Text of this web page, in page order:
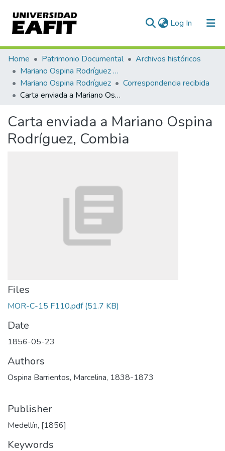
Log In (current)
Communities & Collections
All of DSpace
Statistics
Home Patrimonio Documental
Archivos históricos
Mariano Ospina Rodríguez (1826 -1912)
Mariano Ospina Rodríguez
Correspondencia recibida
Carta enviada a Mariano Ospina Rodríguez, Combia
Carta enviada a Mariano Ospina
Rodríguez, Combia
Files
MOR-C-15 F110.pdf(51.7 KB)
Date
1856-05-23
Authors
Ospina Barrientos, Marcelina, 1838-1873
Publisher
Medellín, [1856]
Keywords